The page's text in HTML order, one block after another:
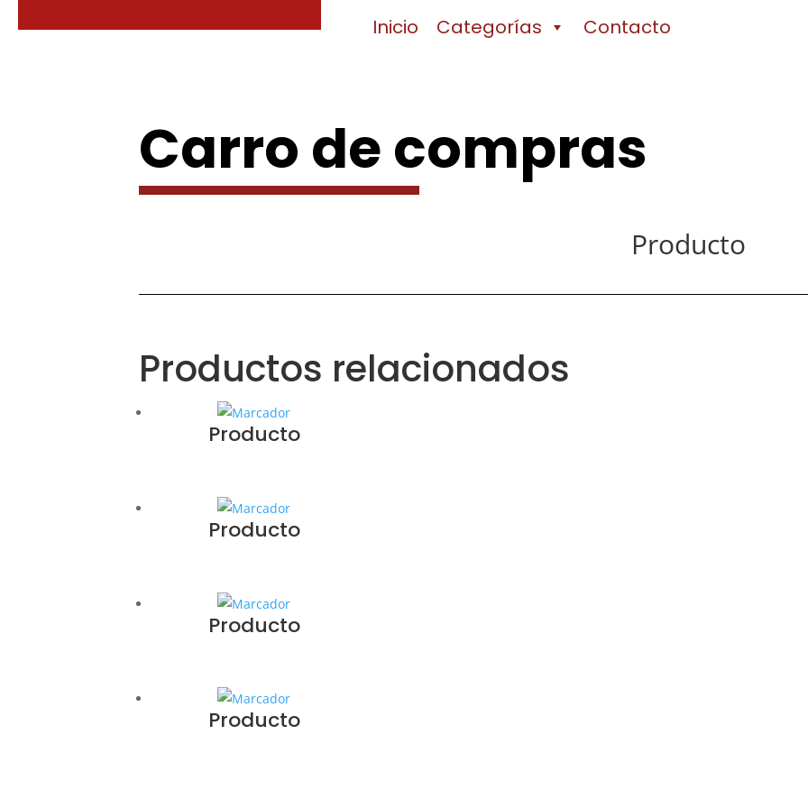
Inicio Categorías Contacto
Carro de compras
Producto
Productos relacionados
Producto
Producto
Producto
Producto